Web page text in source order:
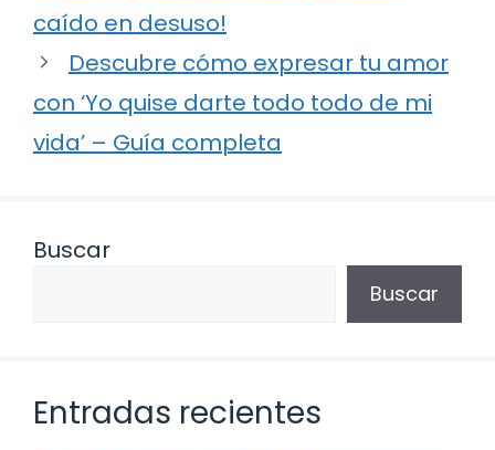
caído en desuso!
Descubre cómo expresar tu amor
con ‘Yo quise darte todo todo de mi
vida’ – Guía completa
Buscar
Buscar
Entradas recientes